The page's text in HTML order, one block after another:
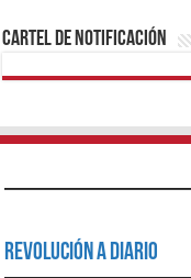
Cartel de Notificación
Revolución a Diario